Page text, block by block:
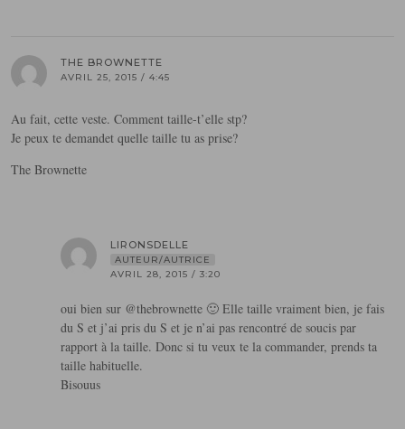
THE BROWNETTE
AVRIL 25, 2015 / 4:45
Au fait, cette veste. Comment taille-t’elle stp?
Je peux te demandet quelle taille tu as prise?
The Brownette
LIRONSDELLE
AUTEUR/AUTRICE
AVRIL 28, 2015 / 3:20
oui bien sur @thebrownette 🙂 Elle taille vraiment bien, je fais
du S et j’ai pris du S et je n’ai pas rencontré de soucis par
rapport à la taille. Donc si tu veux te la commander, prends ta
taille habituelle.
Bisouus